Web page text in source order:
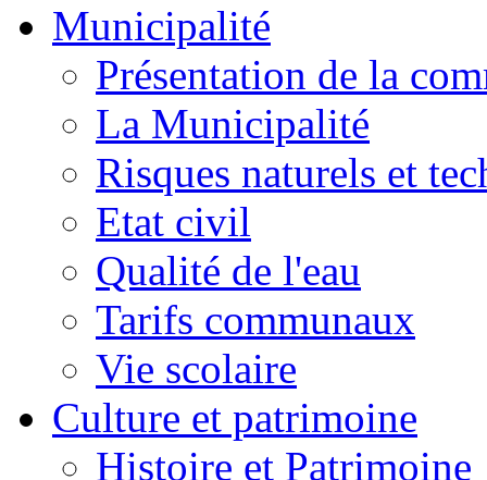
Municipalité
Présentation de la
La Municipalité
Risques naturels et
Etat civil
Qualité de l'eau
Tarifs communaux
Vie scolaire
Culture et patrimoine
Histoire et Patrimoine